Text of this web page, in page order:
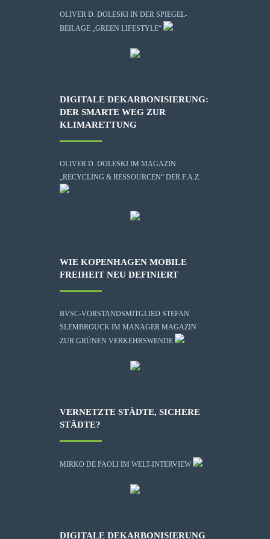
OLIVER D. DOLESKI IN DER SPIEGEL-
BEILAGE „GREEN LIFESTYLE“
DIGITALE DEKARBONISIERUNG:
DER SMARTE WEG ZUR
KLIMARETTUNG
OLIVER D. DOLESKI IM MAGAZIN
„RECYCLING & RESSOURCEN“ DER F.A.Z.
WIE KOPENHAGEN MOBILE
FREIHEIT NEU DEFINIERT
BVSC-VORSTANDSMITGLIED STEFAN
SLEMBROUCK IM MANAGER MAGAZIN
ZUR GRÜNEN VERKEHRSWENDE
VERNETZTE STÄDTE, SICHERE
STÄDTE?
MIRKO DE PAOLI IM WELT-INTERVIEW
DIGITALE DEKARBONISIERUNG